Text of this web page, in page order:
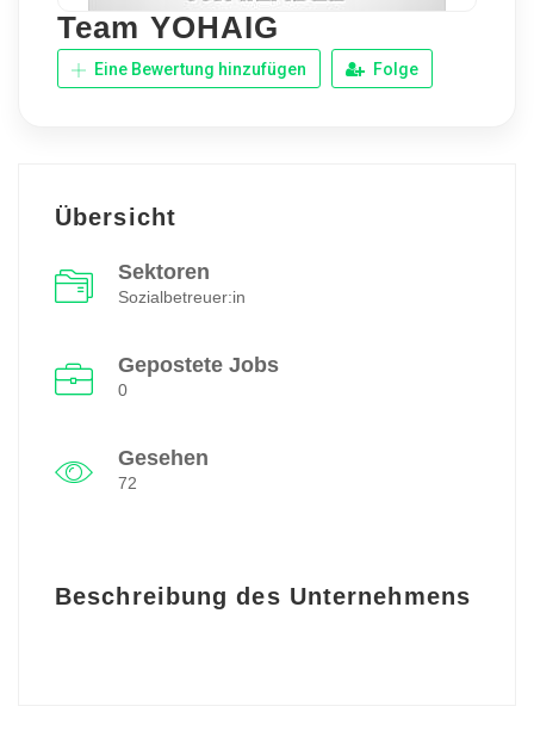
Team YOHAIG
Eine Bewertung hinzufügen Folge
Übersicht
Sektoren
Sozialbetreuer:in
Gepostete Jobs
0
Gesehen
72
Beschreibung des Unternehmens